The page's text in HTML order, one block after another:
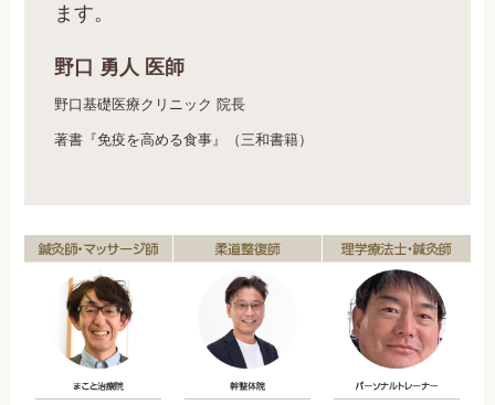
ます。
野口 勇人 医師
野口基礎医療クリニック 院長
著書『免疫を高める食事』（三和書籍）